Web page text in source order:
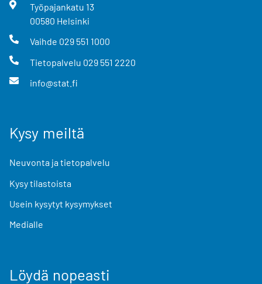
Työpajankatu 13
00580 Helsinki
Vaihde 029 551 1000
Tietopalvelu 029 551 2220
info@stat.fi
Kysy meiltä
Neuvonta ja tietopalvelu
Kysy tilastoista
Usein kysytyt kysymykset
Medialle
Löydä nopeasti